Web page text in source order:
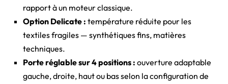
rapport à un moteur classique.
Option Delicate : température réduite pour les
textiles fragiles — synthétiques fins, matières
techniques.
Porte réglable sur 4 positions : ouverture adaptable
gauche, droite, haut ou bas selon la configuration de